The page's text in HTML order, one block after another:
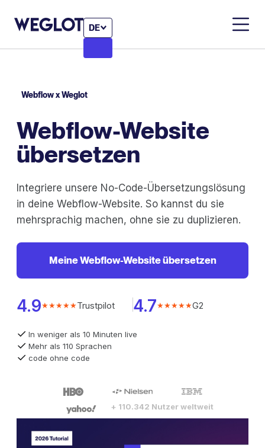
DE
Webflow x Weglot
Webflow-Website
übersetzen
Integriere unsere No-Code-Übersetzungslösung
in deine Webflow-Website. So kannst du sie
mehrsprachig machen, ohne sie zu duplizieren.
Meine Webflow-Website übersetzen
4.9★★★★★Trustpilot 4.7★★★★★G2
In weniger als 10 Minuten live
Mehr als 110 Sprachen
code ohne code
+ 110.342 Nutzer weltweit